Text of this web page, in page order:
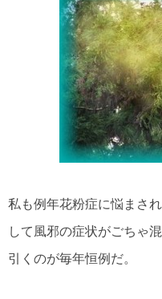
私も例年花粉症に悩まさ
して風邪の症状がごちゃ
引くのが毎年恒例だ。